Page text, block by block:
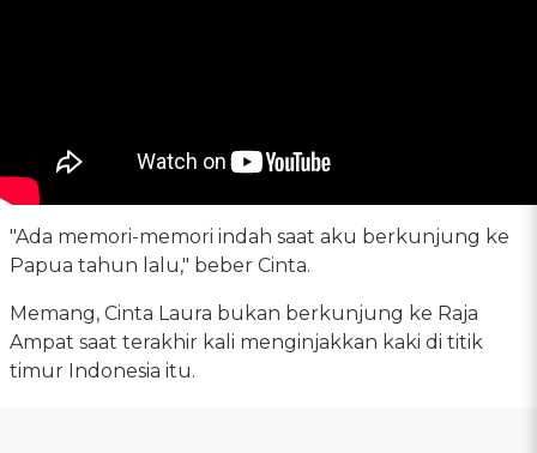
"Ada memori-memori indah saat aku berkunjung ke
Papua tahun lalu," beber Cinta.
Memang, Cinta Laura bukan berkunjung ke Raja
Ampat saat terakhir kali menginjakkan kaki di titik
timur Indonesia itu.